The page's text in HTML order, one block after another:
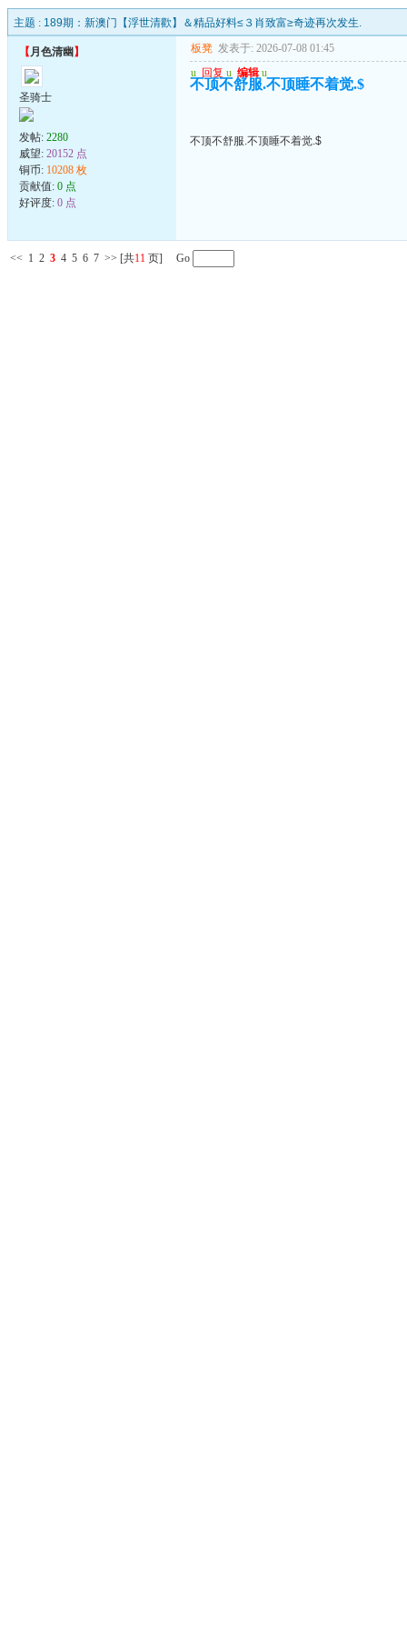
主题 : 189期：新澳门【浮世清歡】＆精品好料≤３肖致富≥奇迹再次发生.
【月色清幽 】
圣骑士
发帖: 2280
威望: 20152 点
铜币: 10208 枚
贡献值: 0 点
好评度: 0 点
板凳 发表于: 2026-07-08 01:45
u 回复 u 编辑 u
不顶不舒服.不顶睡不着觉.$
不顶不舒服.不顶睡不着觉.$
<< 1 2 3 4 5 6 7 >> [共11 页] Go